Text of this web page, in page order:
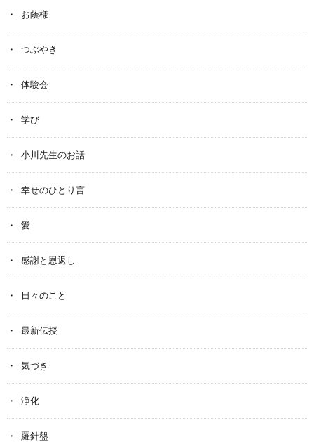
お蔭様
つぶやき
体験会
学び
小川先生のお話
幸せのひとり言
愛
感謝と恩返し
日々のこと
最新伝授
気づき
浄化
羅針盤